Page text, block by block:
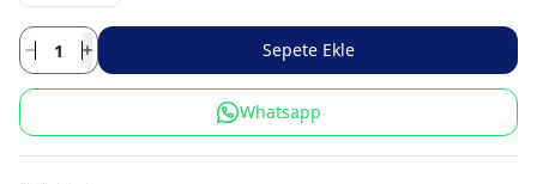
Sepete Ekle
Whatsapp